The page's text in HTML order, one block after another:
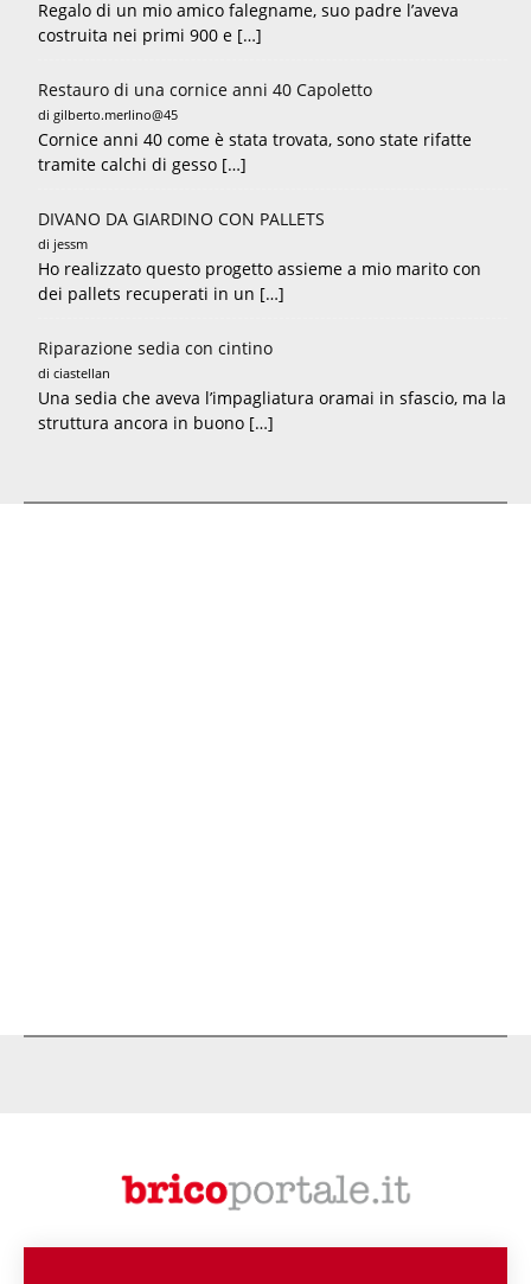
Regalo di un mio amico falegname, suo padre l’aveva
costruita nei primi 900 e […]
Restauro di una cornice anni 40 Capoletto
di gilberto.merlino@45
Cornice anni 40 come è stata trovata, sono state rifatte
tramite calchi di gesso […]
DIVANO DA GIARDINO CON PALLETS
di jessm
Ho realizzato questo progetto assieme a mio marito con
dei pallets recuperati in un […]
Riparazione sedia con cintino
di ciastellan
Una sedia che aveva l’impagliatura oramai in sfascio, ma la
struttura ancora in buono […]